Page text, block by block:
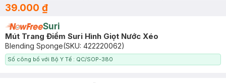
39.000 ₫
Suri
Mút Trang Điểm Suri Hình Giọt Nước Xéo
Blending Sponge(SKU: 422220062)
Số công bố với Bộ Y Tế : QC/SOP-380